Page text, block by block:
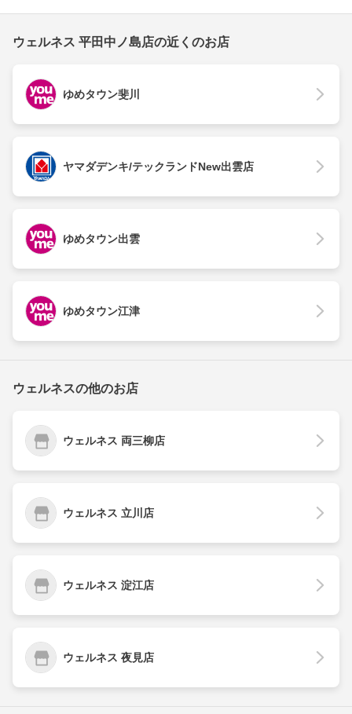
ウェルネス 平田中ノ島店の近くのお店
ゆめタウン斐川
ヤマダデンキ/テックランドNew出雲店
ゆめタウン出雲
ゆめタウン江津
ウェルネスの他のお店
ウェルネス 両三柳店
ウェルネス 立川店
ウェルネス 淀江店
ウェルネス 夜見店